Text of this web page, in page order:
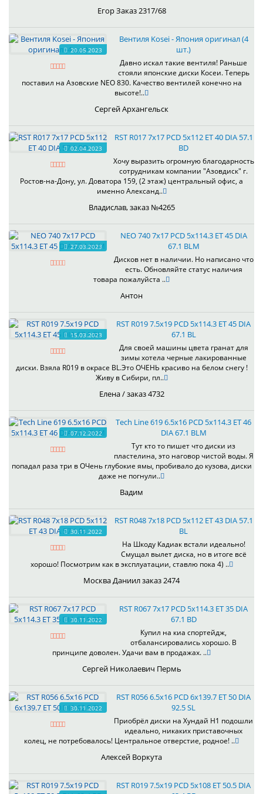
Егор Заказ 2317/68
20.05.2023
Вентиля Kosei - Япония оригинал (4
шт.)
Давно искал такие вентиля! Раньше
стояли японские диски Косеи. Теперь
поставил на Азовские NEO 830. Качество вентилей конечно на
высоте!..
Сергей Архангельск
02.04.2023
RST R017 7x17 PCD 5x112 ET 40 DIA 57.1
BD
Хочу выразить огромную благодарность
сотрудникам компании "Азовдиск" г.
Ростов-на-Дону, ул. Доватора 159, (2 этаж) центральный офис, а
именно Александ..
Владислав, заказ №4265
27.03.2023
NEO 740 7x17 PCD 5x114.3 ET 45 DIA
67.1 BLM
Дисков нет в наличии. Но написано что
есть. Обновляйте статус наличия
товара пожалуйста ..
Антон
15.03.2023
RST R019 7.5x19 PCD 5x114.3 ET 45 DIA
67.1 BL
Для своей машины цвета гранат для
зимы хотела черные лакированные
диски. Взяла R019 в окрасе BL.Это ОЧЕНЬ красиво на белом снегу !
Живу в Сибири, пл..
Елена / заказ 4732
07.12.2022
Tech Line 619 6.5x16 PCD 5x114.3 ET 46
DIA 67.1 BLM
Тут кто то пишет что диски из
пластелина, это наговор чистой воды. Я
попадал раза три в ОЧень глубокие ямы, пробивало до кузова, диски
даже не погнули..
Вадим
30.11.2022
RST R048 7x18 PCD 5x112 ET 43 DIA 57.1
BL
На Шкоду Кадиак встали идеально!
Смущал вылет диска, но в итоге всё
хорошо! Посмотрим как в эксплуатации, ставлю пока 4) ..
Москва Даниил заказ 2474
30.11.2022
RST R067 7x17 PCD 5x114.3 ET 35 DIA
67.1 BD
Купил на киа спортейдж,
отбалансировались хорошо. В
принципе доволен. Удачи вам в продажах. ..
Сергей Николаевич Пермь
30.11.2022
RST R056 6.5x16 PCD 6x139.7 ET 50 DIA
92.5 SL
Приобрёл диски на Хундай H1 подошли
идеально, никаких приставочных
колец, не потребовалось! Центральное отверстие, родное! ..
Алексей Воркута
RST R019 7.5x19 PCD 5x108 ET 50.5 DIA